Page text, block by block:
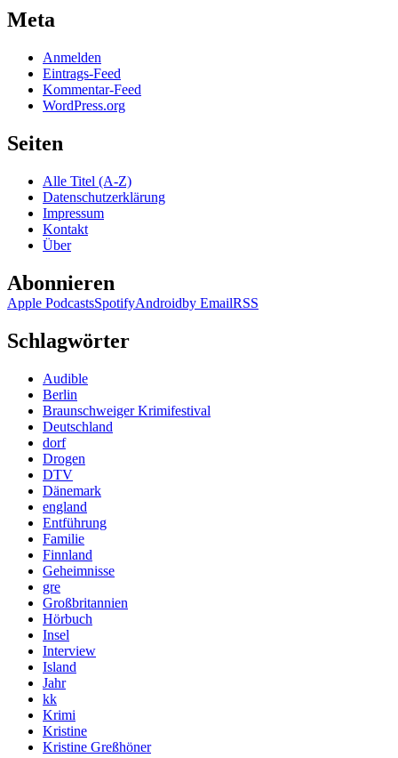
Meta
Anmelden
Eintrags-Feed
Kommentar-Feed
WordPress.org
Seiten
Alle Titel (A-Z)
Datenschutzerklärung
Impressum
Kontakt
Über
Abonnieren
Apple PodcastsSpotifyAndroidby EmailRSS
Schlagwörter
Audible
Berlin
Braunschweiger Krimifestival
Deutschland
dorf
Drogen
DTV
Dänemark
england
Entführung
Familie
Finnland
Geheimnisse
gre
Großbritannien
Hörbuch
Insel
Interview
Island
Jahr
kk
Krimi
Kristine
Kristine Greßhöner